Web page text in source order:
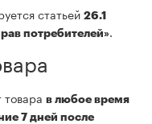
статьей 26.1
потребителей».
товара в любое время
7 дней после